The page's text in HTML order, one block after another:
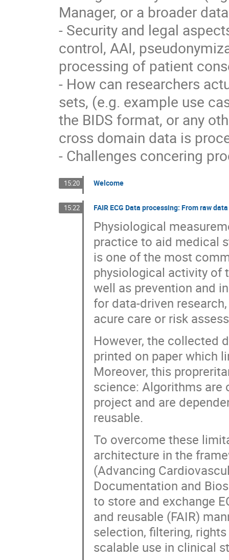
Manager, or a broader
- Security and legal
control, AAI,
processing of patient
- How can researchers
sets, (e.g. example use
the BIDS format, or any
cross domain data is
- Challenges concering
15:20 Welcome
15:22 FAIR ECG Data processing: From raw
Physiological
practice to aid medical
is one of the most
physiological activity of
well as prevention and
for data-driven
acure care or risk
However, the collected
printed on paper which
Moreover, this
science: Algorithms
project and are
reusable.
To overcome these
architecture in the
(Advancing
Documentation and
to store and exchange
and reusable (FAIR)
selection, filtering,
scalable use in clinical